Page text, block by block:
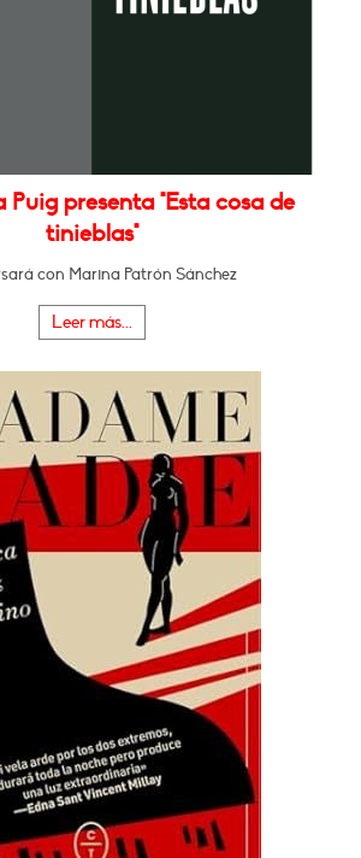
Puig presenta "Esta cosa de
tinieblas"
con Marina Patrón Sánchez
Leer más...